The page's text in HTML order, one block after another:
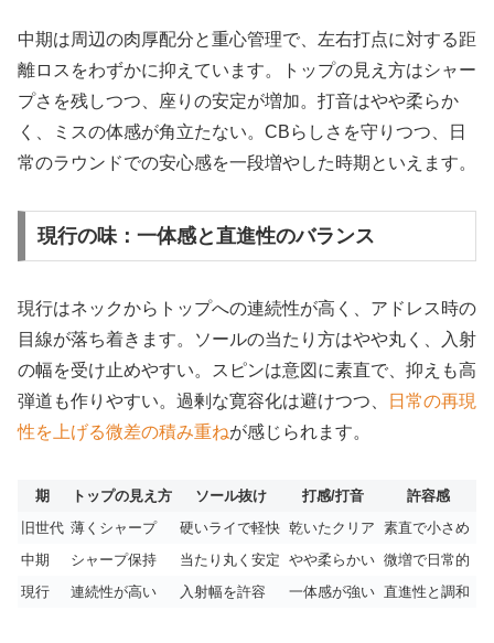
中期は周辺の肉厚配分と重心管理で、左右打点に対する距
離ロスをわずかに抑えています。トップの見え方はシャー
プさを残しつつ、座りの安定が増加。打音はやや柔らか
く、ミスの体感が角立たない。CBらしさを守りつつ、日
常のラウンドでの安心感を一段増やした時期といえます。
現行の味：一体感と直進性のバランス
現行はネックからトップへの連続性が高く、アドレス時の
目線が落ち着きます。ソールの当たり方はやや丸く、入射
の幅を受け止めやすい。スピンは意図に素直で、抑えも高
弾道も作りやすい。過剰な寛容化は避けつつ、
日常の再現
性を上げる微差の積み重ねが感じられます。
期 トップの見え方 ソール抜け 打感/打音
許容感
旧世代 薄くシャープ 硬いライで軽快 乾いたクリア 素直で小さめ
中期
シャープ保持 当たり丸く安定 やや柔らかい 微増で日常的
現行
連続性が高い 入射幅を許容 一体感が強い 直進性と調和